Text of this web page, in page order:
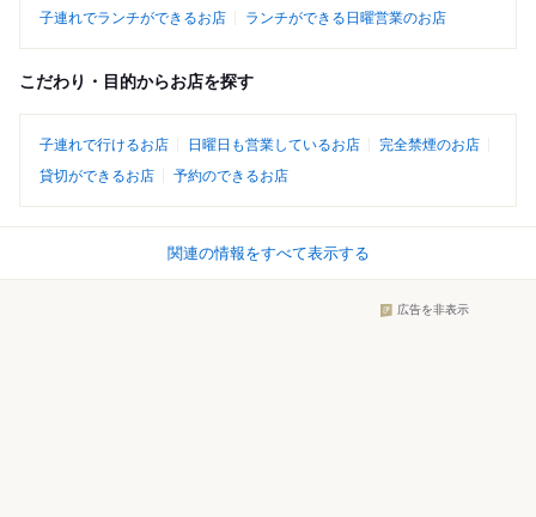
子連れでランチができるお店 ランチができる日曜営業のお店
こだわり・目的からお店を探す
子連れで行けるお店 日曜日も営業しているお店
完全禁煙のお店
貸切ができるお店
予約のできるお店
関連の情報をすべて表示する
広告を非表示